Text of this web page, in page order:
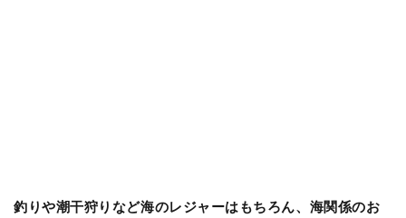
釣りや潮干狩りなど海のレジャーはもちろん、海関係のお